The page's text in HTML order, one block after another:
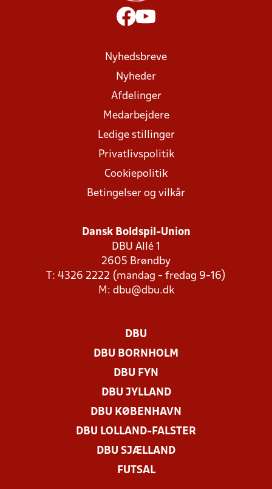
Nyhedsbreve
Nyheder
Afdelinger
Medarbejdere
Ledige stillinger
Privatlivspolitik
Cookiepolitik
Betingelser og vilkår
Dansk Boldspil-Union
DBU Allé 1
2605 Brøndby
T: 4326 2222 (mandag - fredag 9-16)
M: dbu@dbu.dk
DBU
DBU BORNHOLM
DBU FYN
DBU JYLLAND
DBU KØBENHAVN
DBU LOLLAND-FALSTER
DBU SJÆLLAND
FUTSAL